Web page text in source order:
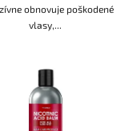
obnovuje poškodené
vlasy,...